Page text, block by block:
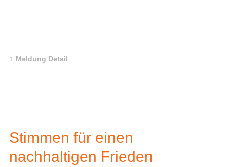
Meldung Detail
Stimmen für einen
nachhaltigen Frieden